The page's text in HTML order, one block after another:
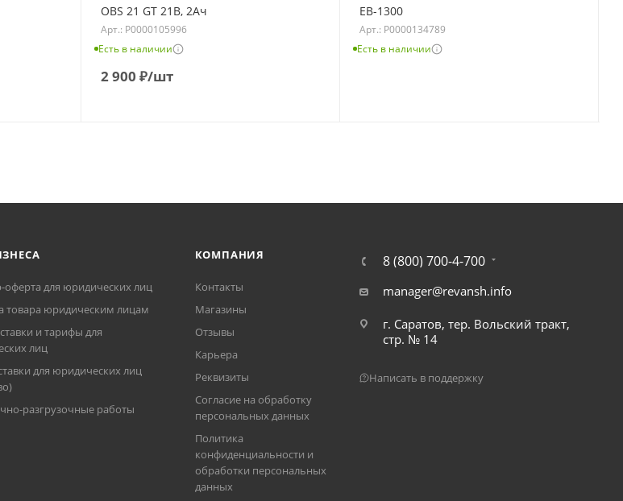
OBS 21 GT 21В, 2Ач
Арт.: Р0000105996
Есть в наличии
2 900 ₽/шт
EB-1300
Арт.: Р0000134789
Есть в наличии
оферта для юридических лиц
товара юридическим лицам
и тарифы для
лиц
для юридических лиц
разгрузочные работы
КОМПАНИЯ
Контакты
Магазины
Отзывы
Карьера
Реквизиты
Согласие на обработку
персональных данных
Политика
конфиденциальности и
обработки персональных
данных
8 (800) 700-4-700
manager@revansh.info
г. Саратов, тер. Вольский тракт,
стр. № 14
Написать в поддержку